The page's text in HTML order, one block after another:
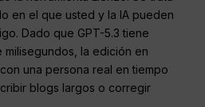
en el que usted y la IA pueden
Dado que GPT-5.3 tiene
la edición en
una persona real en tiempo
blogs largos o corregir